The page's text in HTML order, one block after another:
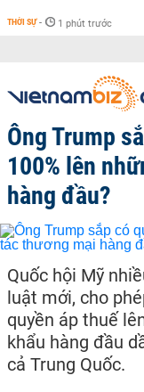
THỜI SỰ - 1 phút trước
Ông Trump
100% lên
hàng đầu?
Quốc hội Mỹ
luật mới, cho
quyền áp thuế
khẩu hàng đầu
cả Trung Quốc.